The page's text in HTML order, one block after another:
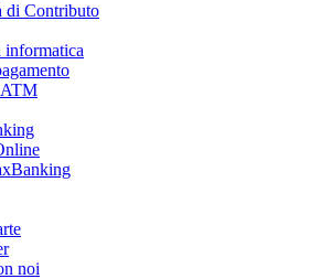
di Contributo
informatica
noi